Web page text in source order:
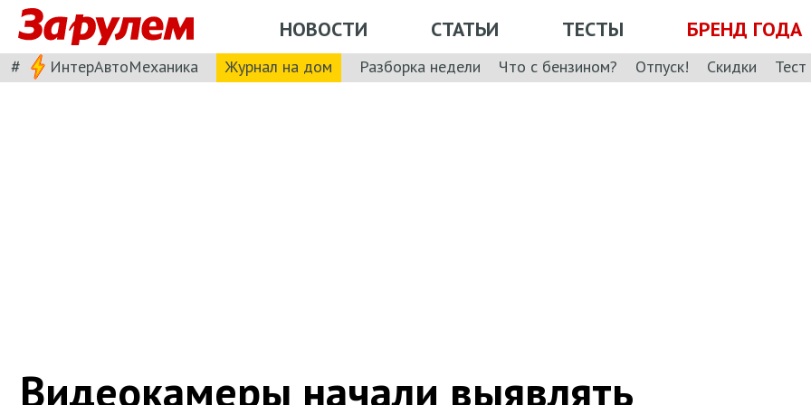
НОВОСТИ СТАТЬИ ТЕСТЫ БРЕНД ГОДА
# ИнтерАвтоМеханика Журнал на дом Разборка недели Что с бензином? Отпуск! Скидки
Видеокамеры начали выявлять